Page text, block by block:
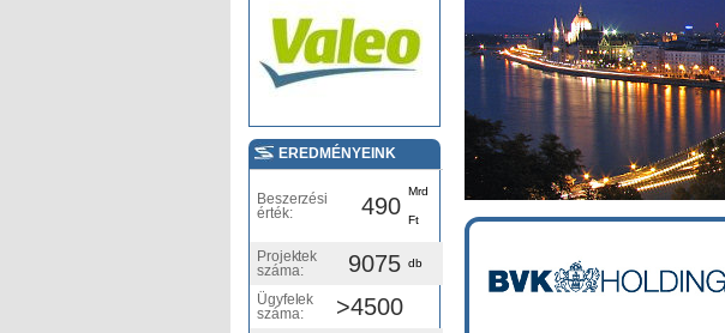
EREDMÉNYEINK
Beszerzési
érték:
490
Mrd
Ft
Projektek
száma:
9075 db
Ügyfelek
száma:
>4500